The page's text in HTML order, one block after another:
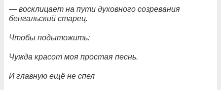
— восклицает на пути духовного созревания
бенгальский старец.
Чтобы подытожить:
Чужда красот моя простая песнь.
И главную ещё не спел